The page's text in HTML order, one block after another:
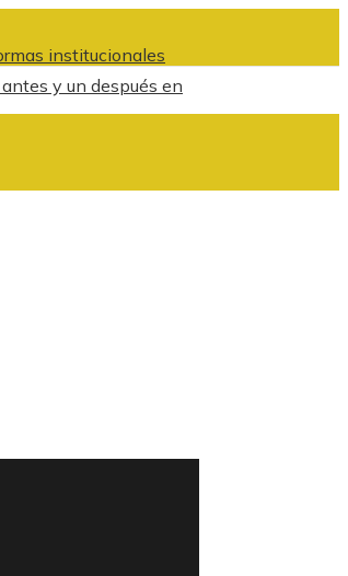
institucionales
y un después en